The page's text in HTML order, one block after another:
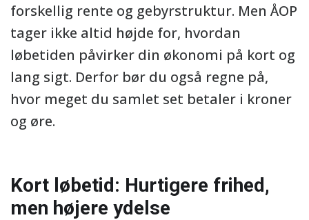
forskellig rente og gebyrstruktur. Men ÅOP
tager ikke altid højde for, hvordan
løbetiden påvirker din økonomi på kort og
lang sigt. Derfor bør du også regne på,
hvor meget du samlet set betaler i kroner
og øre.
Kort løbetid: Hurtigere frihed,
men højere ydelse